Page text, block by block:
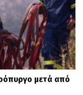
μετά από